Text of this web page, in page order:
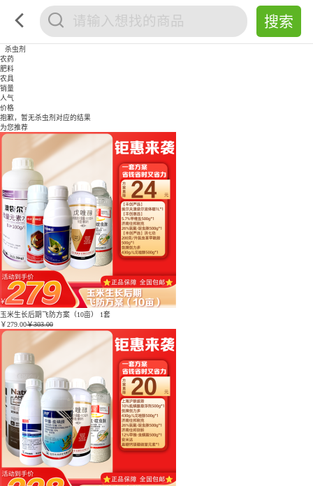
杀虫剂
农药
肥料
农具
销量
人气
价格
抱歉，暂无杀虫剂对应的结果
为您推荐
玉米生长后期飞防方案（10亩） 1套
￥279.00￥303.00